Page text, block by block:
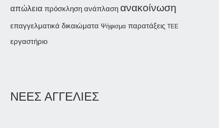
απώλεια πρόσκληση ανάπλαση ανακοίνωση
επαγγελματικά δικαιώματα Ψήφισμα παρατάξεις ΤΕΕ
εργαστήριο
ΝΕΕΣ ΑΓΓΕΛΙΕΣ